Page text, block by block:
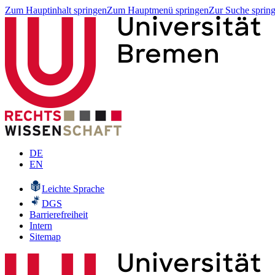
Zum Hauptinhalt springenZum Hauptmenü springenZur Suche
DE
EN
Leichte Sprache
DGS
Barrierefreiheit
Intern
Sitemap